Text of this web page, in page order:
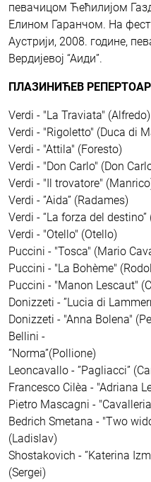
певачицом Ћећилијом
Елином Гаранчом. На
Аустрији, 2008. године,
Вердијевој “Аиди”.
ПЛАЗИНИЋЕВ
Verdi - "La Traviata" (Alfredo)
Verdi - "Rigoletto" (Duca di
Verdi - "Attila" (Foresto)
Verdi - "Don Carlo" (Don
Verdi - "Il trovatore"
Verdi - ”Aida” (Radames)
Verdi - “La forza del
Verdi - "Otello" (Otello)
Puccini - "Tosca" (Mario
Puccini - "La Bohème"
Puccini - "Manon Lescaut"
Donizzeti - ”Lucia di
Donizzeti - "Anna Bolena"
Bellini -
Leoncavallo - ”Pagliacci”
Francesco Cilèa - "Adriana
Pietro Mascagni -
Bedrich Smetana - "Two
Shostakovich - ”Katerina